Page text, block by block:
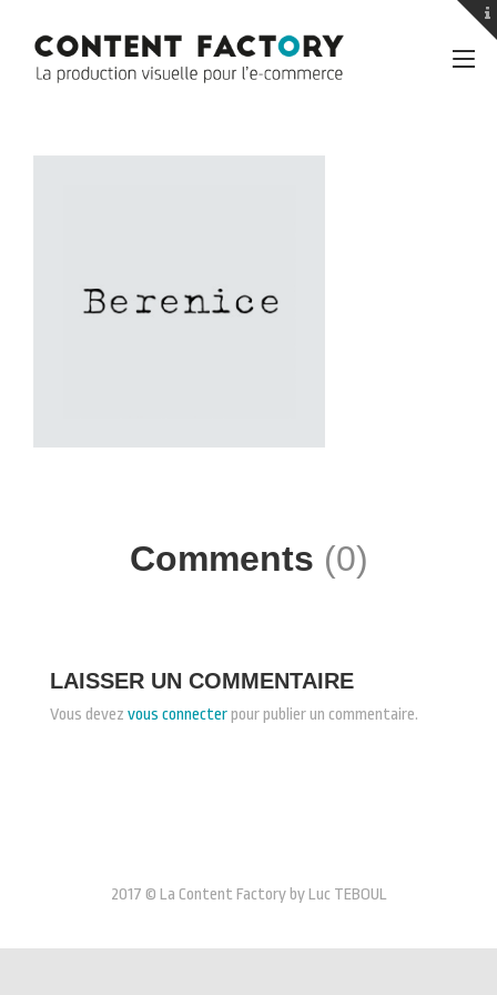
Comments (0)
LAISSER UN COMMENTAIRE
Vous devez vous connecterpour publier un commentaire.
2017 © La Content Factory by Luc TEBOUL